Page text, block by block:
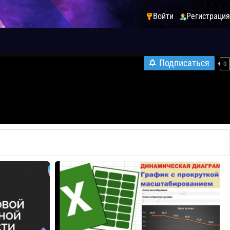
Войти Регистрация
Подписаться 0